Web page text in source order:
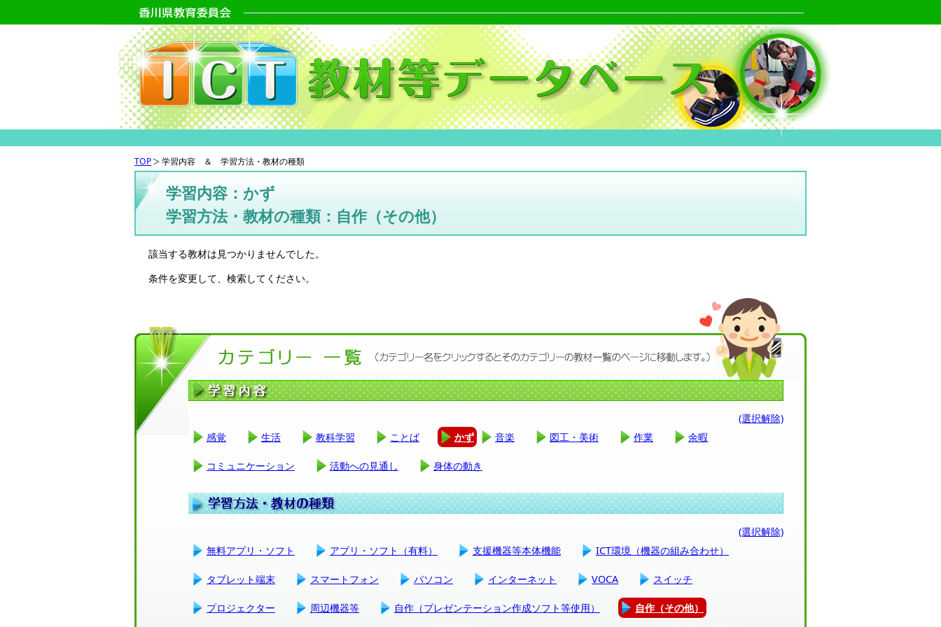
TOP 学習内容 ＆ 学習方法・教材の種類
学習内容：かず
学習方法・教材の種類：自作（その他）
該当する教材は見つかりませんでした。
条件を変更して、検索してください。
(選択解除)
感覚
生活 教科学習 ことば かず 音楽 図工・美術 作業 余暇
コミュニケーション 活動への見通し 身体の動き
(選択解除)
無料アプリ・ソフト
アプリ・ソフト（有料） 支援機器等本体機能 ICT環境（機器の組み合わせ）
タブレット端末 スマートフォン パソコン インターネット VOCA スイッチ
プロジェクター 周辺機器等 自作（プレゼンテーション作成ソフト等使用） 自作（その他）